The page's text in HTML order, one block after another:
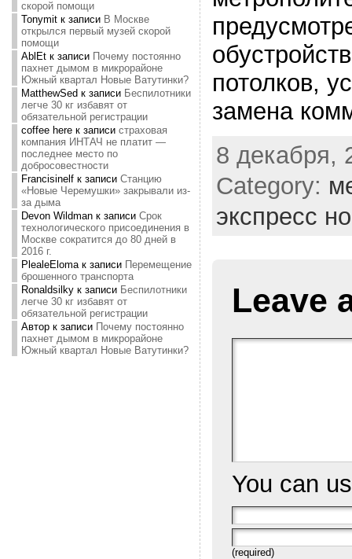
скорой помощи
Tonymitк записи В Москве
открылся первый музей скорой
помощи
AblEtк записи Почему постоянно
пахнет дымом в микрорайоне
Южный квартал Новые Ватутинки?
MatthewSed к записи Беспилотники
легче 30 кг избавят от
обязательной регистрации
coffee hereк записи страховая
компания ИНТАЧ не платит —
последнее место по
добросовестности
Francisinelfк записи Станцию
«Новые Черемушки» закрывали из-
за дыма
Devon Wildmanк записи Срок
технологического присоединения в
Москве сократится до 80 дней в
2016 г.
PlealeElomaк записи Перемещение
брошенного транспорта
Ronaldsilkyк записи Беспилотники
легче 30 кг избавят от
обязательной регистрации
Авторк записи Почему постоянно
пахнет дымом в микрорайоне
Южный квартал Новые Ватутинки?
потолков,
замена
8 декабря,
Category:
экспресс
Leave
You can
(required)